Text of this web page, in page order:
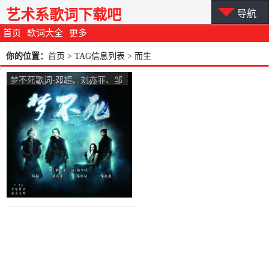
首页 歌词大全 更多
艺术系歌词下载吧 导航
你的位置： 首页 > TAG信息列表 > 而生
梦不死歌词-邓超、刘亦菲、邹
兆龙、郑中基